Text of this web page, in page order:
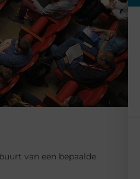
van een bepaalde